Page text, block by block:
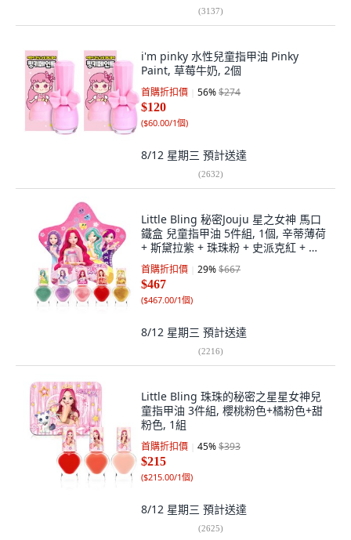
(3137)
i'm pinky 水性兒童指甲油 Pinky
Paint, 草莓牛奶, 2個
首購折扣價 56%$274
$120
($60.00/1個)
8/12 星期三 預計送達
(2632)
Little Bling 秘密Jouju 星之女神 馬口
鐵盒 兒童指甲油 5件組, 1個, 辛蒂薄荷
+ 斯黛拉紫 + 珠珠粉 + 史派克紅 + 珍
妮金
首購折扣價 29%$667
$467
($467.00/1個)
8/12 星期三 預計送達
(2216)
Little Bling 珠珠的秘密之星星女神兒
童指甲油 3件組, 櫻桃粉色+橘粉色+甜
粉色, 1組
首購折扣價 45%$393
$215
($215.00/1個)
8/12 星期三 預計送達
(2625)